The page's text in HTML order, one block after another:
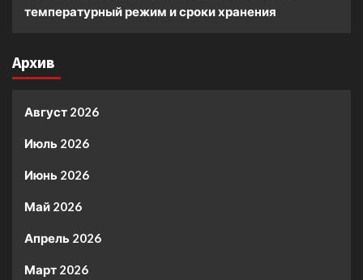
температурный режим и сроки хранения
Архив
Август 2026
Июль 2026
Июнь 2026
Май 2026
Апрель 2026
Март 2026